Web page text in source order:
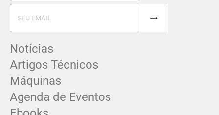
Notícias
Artigos Técnicos
Máquinas
Agenda de Eventos